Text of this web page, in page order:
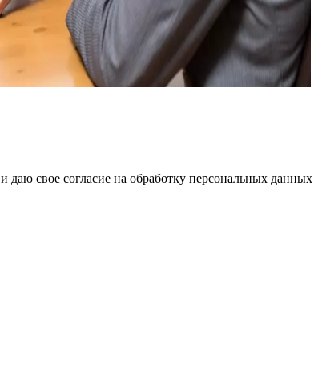
и даю свое cогласие на обработку персональных данных